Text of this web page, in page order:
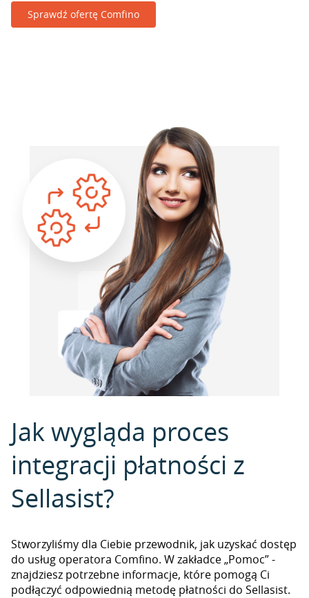
Sprawdź ofertę Comfino
Jak wygląda proces
integracji płatności z
Sellasist?
Stworzyliśmy dla Ciebie przewodnik, jak uzyskać dostęp
do usług operatora Comfino. W zakładce „Pomoc” -
znajdziesz potrzebne informacje, które pomogą Ci
podłączyć odpowiednią metodę płatności do Sellasist.